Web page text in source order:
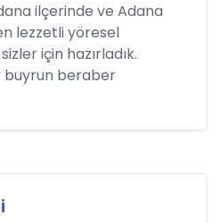
ilçerinde ve Adana
lezzetli yöresel
için hazırladık.
buyrun beraber